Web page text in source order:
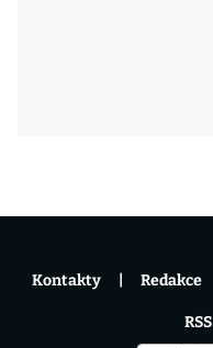
Kontakty Redakce
RSS